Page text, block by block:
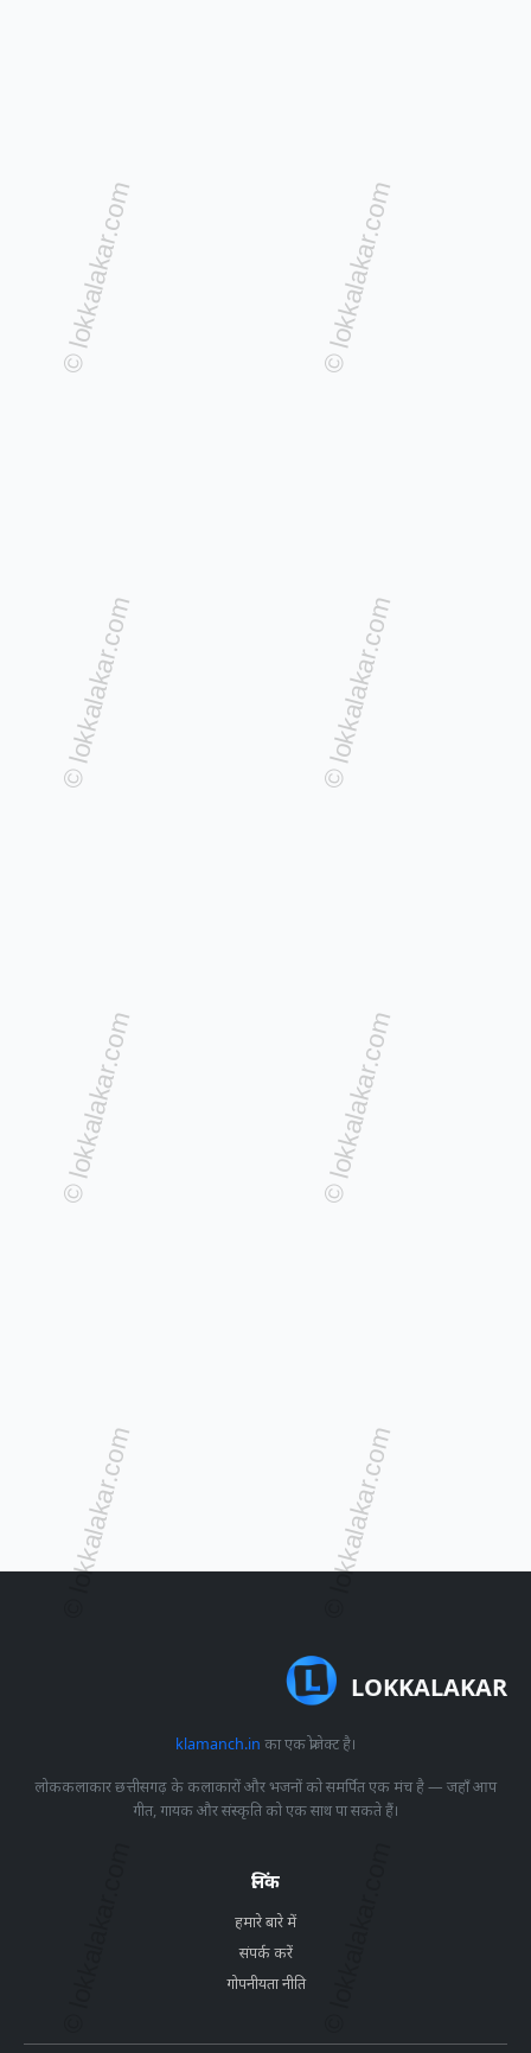
LOKKALAKAR
klamanch.in का एक प्रोजेक्ट है।
लोककलाकार छत्तीसगढ़ के कलाकारों और भजनों को समर्पित एक मंच है — जहाँ आप
गीत, गायक और संस्कृति को एक साथ पा सकते हैं।
लिंक
हमारे बारे में
संपर्क करें
गोपनीयता नीति